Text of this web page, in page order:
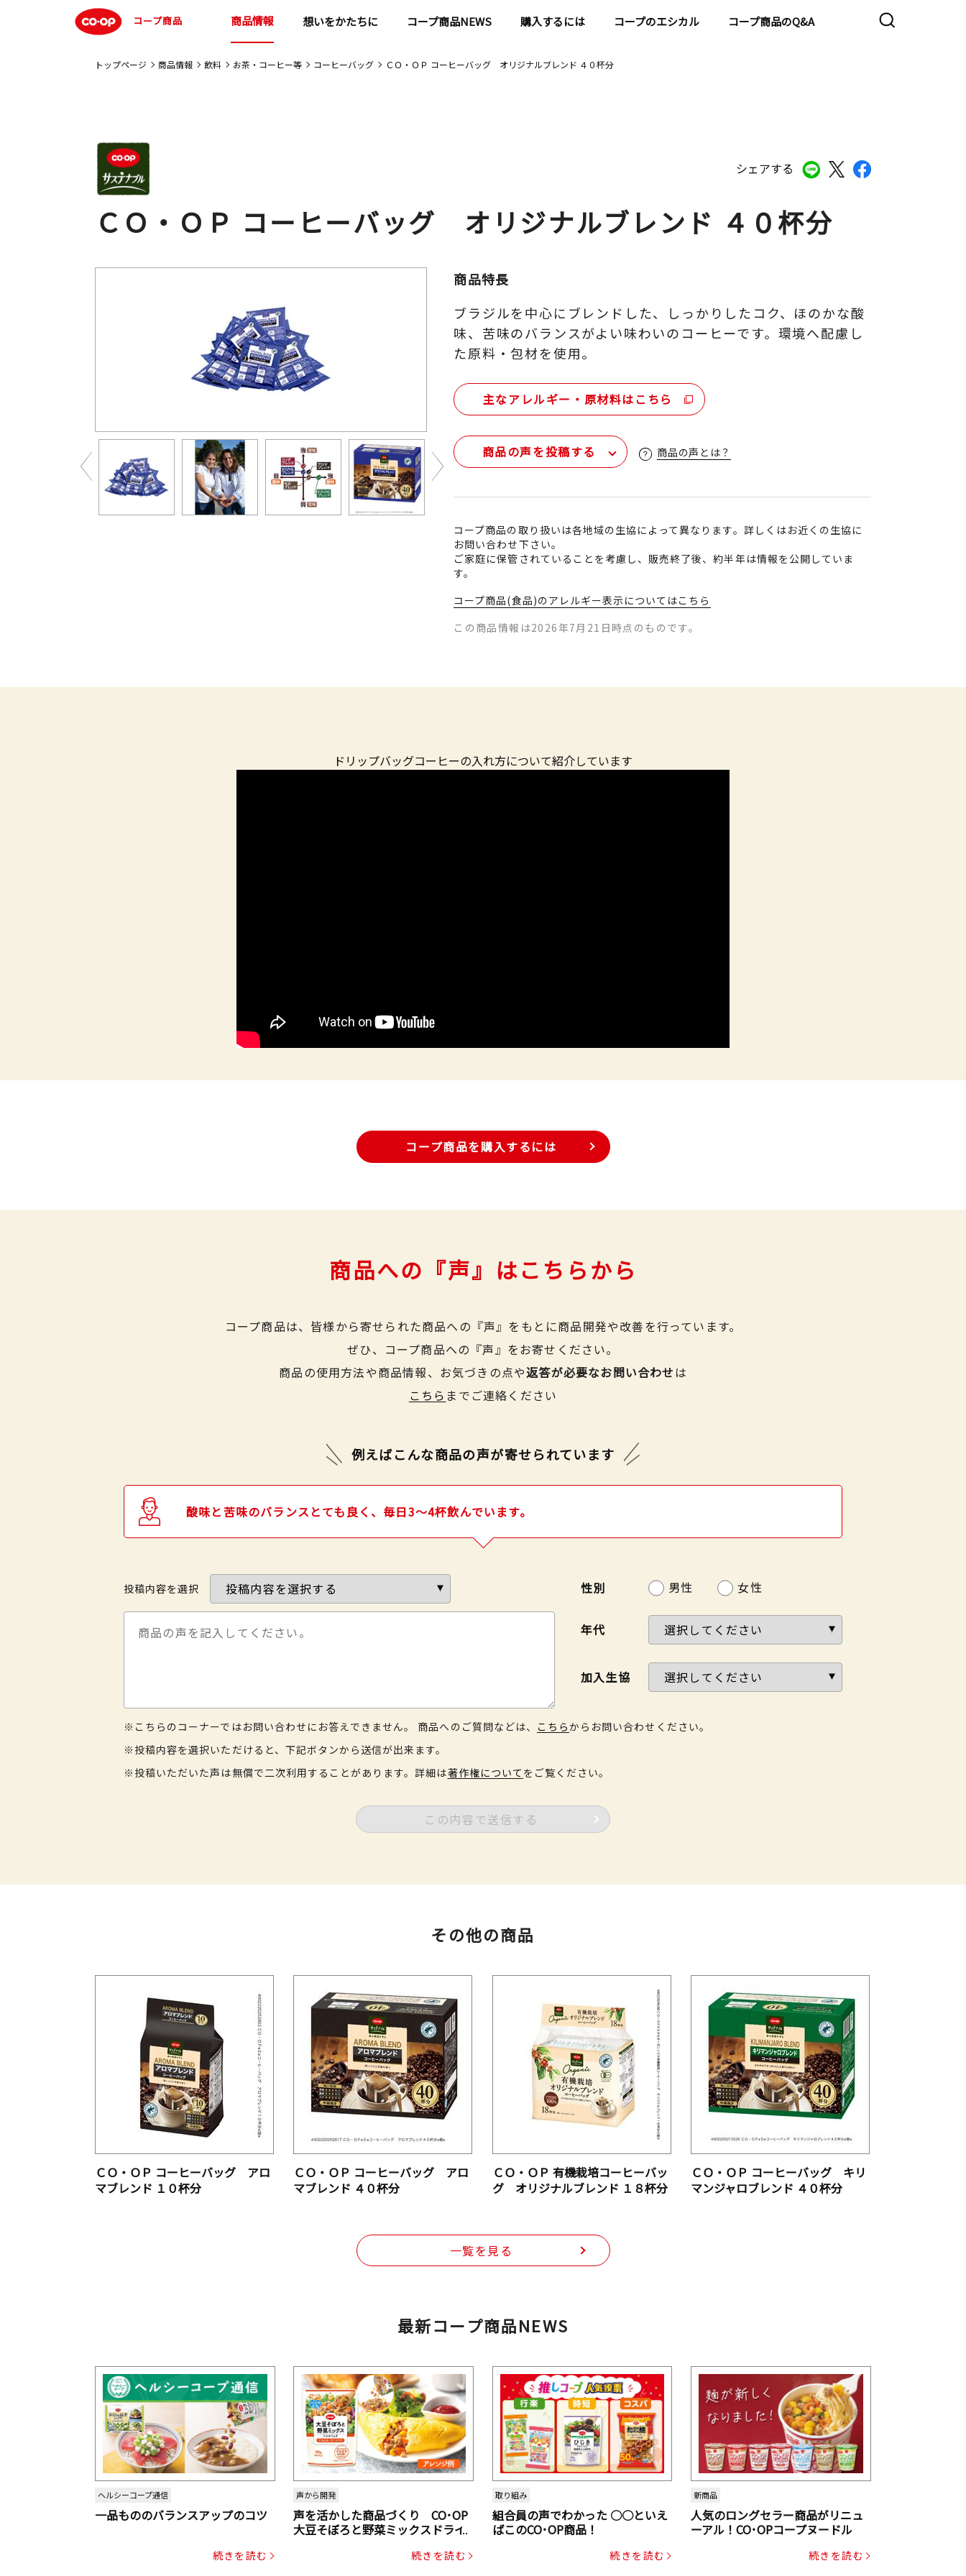
コープ商品 商品情報 想いをかたちに コープ商品NEWS 購入するには コープのエシカル コープ商品のQ&A
トップページ 商品情報 飲料 お茶・コーヒー等 コーヒーバッグ ＣＯ・ＯＰ コーヒーバッグ オリジナルブレンド ４０杯分
シェアする
ＣＯ・ＯＰ コーヒーバッグ オリジナルブレンド ４０杯分
Previous Next
商品特長
ブラジルを中心にブレンドした、しっかりしたコク、ほのかな酸
味、苦味のバランスがよい味わいのコーヒーです。環境へ配慮し
た原料・包材を使用。
主なアレルギー・原材料はこちら
商品の声を投稿する 商品の声とは？
コープ商品の取り扱いは各地域の生協によって異なります。詳しくはお近くの生協に
お問い合わせ下さい。
ご家庭に保管されていることを考慮し、販売終了後、約半年は情報を公開していま
す。
コープ商品(食品)のアレルギー表示についてはこちら
この商品情報は2026年7月21日時点のものです。
ドリップバッグコーヒーの入れ方について紹介しています
コープ商品を購入するには
商品への『声』はこちらから
コープ商品は、皆様から寄せられた商品への『声』をもとに商品開発や改善を行っています。
ぜひ、コープ商品への『声』をお寄せください。
商品の使用方法や商品情報、お気づきの点や返答が必要なお問い合わせは
こちら までご連絡ください
例えばこんな商品の声が寄せられています
酸味と苦味のバランスとても良く、毎日3〜4杯飲んでいます。
投稿内容を選択 性別 男性 女性
年代
加入生協
※こちらのコーナーではお問い合わせにお答えできません。 商品へのご質問などは、 こちらからお問い合わせください。
※投稿内容を選択いただけると、下記ボタンから送信が出来ます。
※投稿いただいた声は無償で二次利用することがあります。詳細は著作権について をご覧ください。
この内容で送信する
その他の商品
ＣＯ・ＯＰ コーヒーバッグ アロ
マブレンド １０杯分
ＣＯ・ＯＰ コーヒーバッグ アロ
マブレンド ４０杯分
ＣＯ・ＯＰ 有機栽培コーヒーバッ
グ オリジナルブレンド １８杯分
ＣＯ・ＯＰ コーヒーバッグ キリ
マンジャロブレンド ４０杯分
一覧を見る
最新コープ商品NEWS
ヘルシーコープ通信
一品もののバランスアップのコツ
続きを読む
声から開発
声を活かした商品づくり CO･OP
大豆そぼろと野菜ミックスドライ
続きを読む
取り組み
組合員の声でわかった ○○といえ
ばこのCO･OP商品！
続きを読む
新商品
人気のロングセラー商品がリニュ
ーアル！CO･OPコープヌードル
続きを読む